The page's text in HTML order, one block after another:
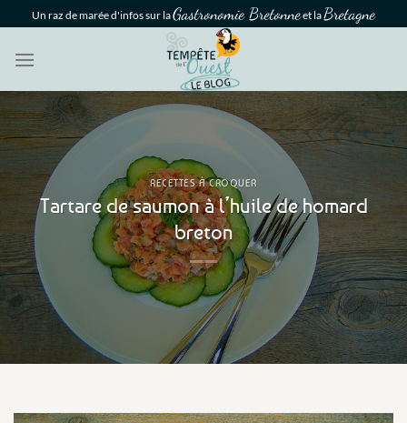
Passer
au
contenu
Un raz de marée d'infos sur laGastronomie Bretonneet laBretagne
RECETTES À CROQUER
Tartare de saumon à l’huile de homard
breton